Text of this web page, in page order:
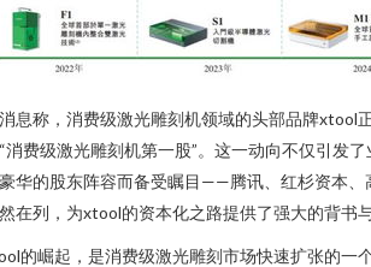
息称，消费级激光雕刻机领域的头部品牌xtool
消费级激光雕刻机第一股”。这一动向不仅引发
华的股东阵容而备受瞩目——腾讯、红杉资本、
在列，为xtool的资本化之路提供了强大的背书与
的崛起，是消费级激光雕刻市场快速扩张的一